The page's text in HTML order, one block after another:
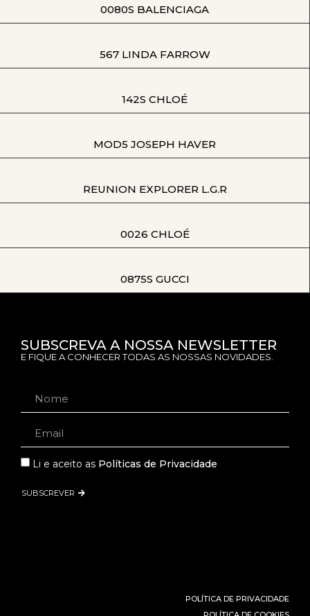
0080S BALENCIAGA
567 LINDA FARROW
142S CHLOÉ
MOD5 JOSEPH HAVER
REUNION EXPLORER L.G.R
0026 CHLOÉ
0875S GUCCI
SUBSCREVA A NOSSA NEWSLETTER
E FIQUE A CONHECER TODAS AS NOSSAS NOVIDADES.
Li e aceito as Políticas de Privacidade
SUBSCREVER
POLÍTICA DE PRIVACIDADE